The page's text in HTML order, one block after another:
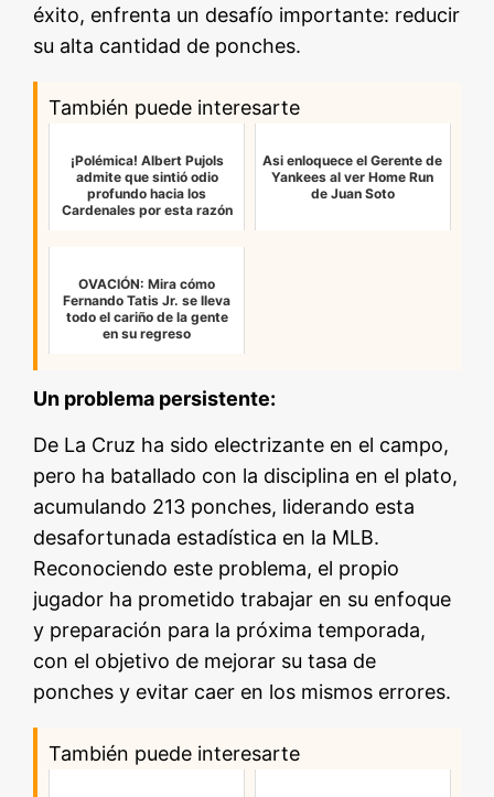
éxito, enfrenta un desafío importante: reducir
su alta cantidad de ponches.
También puede interesarte
¡Polémica! Albert Pujols
admite que sintió odio
profundo hacia los
Cardenales por esta razón
Asi enloquece el Gerente de
Yankees al ver Home Run
de Juan Soto
OVACIÓN: Mira cómo
Fernando Tatis Jr. se lleva
todo el cariño de la gente
en su regreso
Un problema persistente:
De La Cruz ha sido electrizante en el campo,
pero ha batallado con la disciplina en el plato,
acumulando 213 ponches, liderando esta
desafortunada estadística en la MLB.
Reconociendo este problema, el propio
jugador ha prometido trabajar en su enfoque
y preparación para la próxima temporada,
con el objetivo de mejorar su tasa de
ponches y evitar caer en los mismos errores.
También puede interesarte